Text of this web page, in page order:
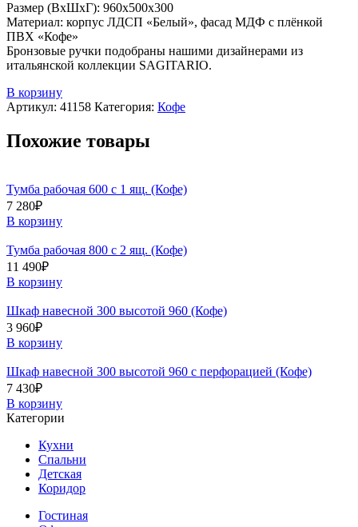
Размер (ВхШхГ): 960х500х300
Материал: корпус ЛДСП «Белый», фасад МДФ с плёнкой
ПВХ «Кофе»
Бронзовые ручки подобраны нашими дизайнерами из
итальянской коллекции SAGITARIO.
В корзину
Артикул: 41158 Категория: Кофе
Похожие товары
Тумба рабочая 600 с 1 ящ. (Кофе)
7 280₽
В корзину
Тумба рабочая 800 с 2 ящ. (Кофе)
11 490₽
В корзину
Шкаф навесной 300 высотой 960 (Кофе)
3 960₽
В корзину
Шкаф навесной 300 высотой 960 с перфорацией (Кофе)
7 430₽
В корзину
Категории
Кухни
Спальни
Детская
Коридор
Гостиная